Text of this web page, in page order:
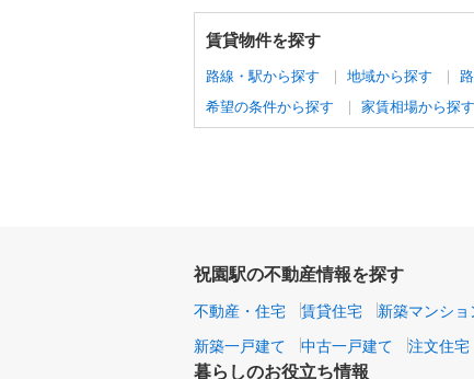
賃貸物件を探す
路線・駅から探す 地域から探す
希望の条件から探す
家賃相場から探す
祝園駅の不動産情報を探す
不動産・住宅 賃貸住宅 新築マンショ
新築一戸建て
中古一戸建て 注文住宅
暮らしのお役立ち情報